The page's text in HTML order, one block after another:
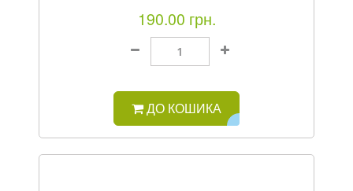
190.00 грн.
ДО КОШИКА